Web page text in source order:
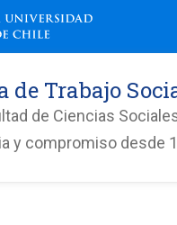
de Trabajo
de Ciencias
y compromiso desde